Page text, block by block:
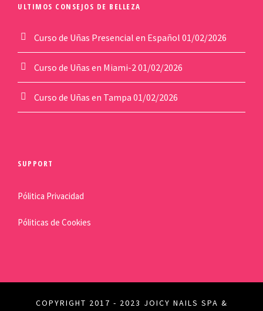
ULTIMOS CONSEJOS DE BELLEZA
Curso de Uñas Presencial en Español 01/02/2026
Curso de Uñas en Miami-2 01/02/2026
Curso de Uñas en Tampa 01/02/2026
SUPPORT
Pólitica Privacidad
Póliticas de Cookies
COPYRIGHT 2017 - 2023 JOICY NAILS SPA &